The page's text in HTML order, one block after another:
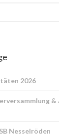
2026
&
Nesselröden